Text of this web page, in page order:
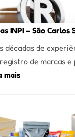
INPI – São Carlos
décadas de
de marcas e
mais:
INPI